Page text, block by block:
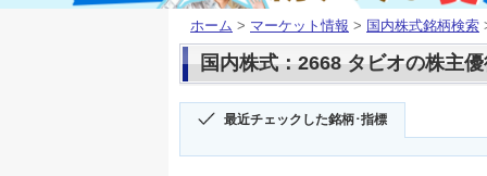
ホーム > マーケット情報 > 国内株式銘柄検索
国内株式：2668 タビオの株主
最近チェックした銘柄･指標